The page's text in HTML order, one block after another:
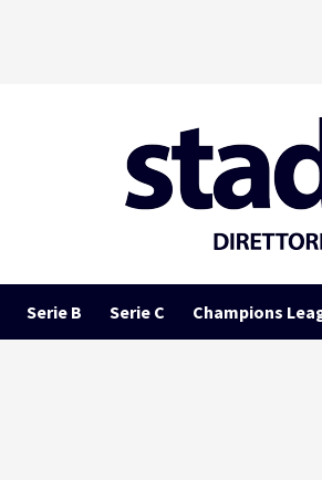
Serie B Serie C Champions